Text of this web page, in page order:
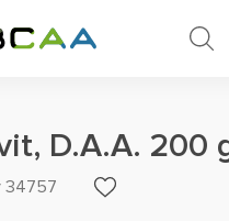
D.A.A. 200
34757